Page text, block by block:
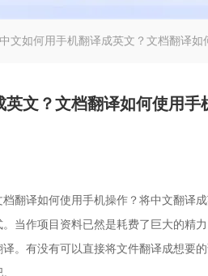
中文如何用手机翻译成英文？文档翻译如
文？文档翻译如何使用手
翻译如何使用手机操作？将中文翻译
当作项目资料已然是耗费了巨大的精
。有没有可以直接将文件翻译成想要